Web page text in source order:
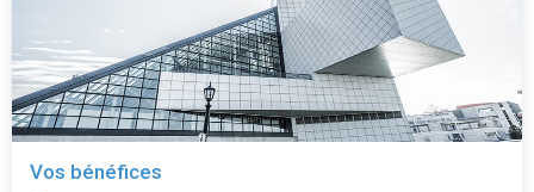
Vos bénéfices